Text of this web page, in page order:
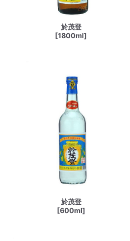
於茂登
[1800ml]
於茂登
[600ml]